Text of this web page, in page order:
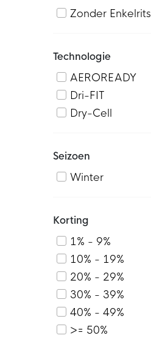
Zonder Enkelrits
Technologie
AEROREADY
Dri-FIT
Dry-Cell
Seizoen
Winter
Korting
1% - 9%
10% - 19%
20% - 29%
30% - 39%
40% - 49%
>= 50%